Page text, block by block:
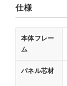
仕様
本体フレー
ム
パネル芯材